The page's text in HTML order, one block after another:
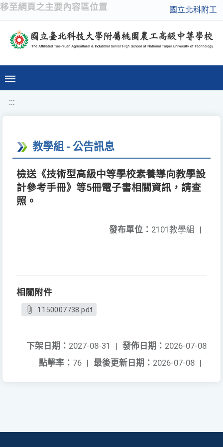
移至網頁之主要內容區位置 國立北科附工
:::
教學組 - 公告訊息
檢送《技術型高級中等學校素養導向教學設
計參考手冊》等5冊電子書相關資訊，請查
照。
發布單位： 2101教學組 |
相關附件
1150007738.pdf
發佈日期： 2026-07-08
下架日期： 2027-08-31
|
最後更新日期： 2026-07-08 |
點擊率： 76 |